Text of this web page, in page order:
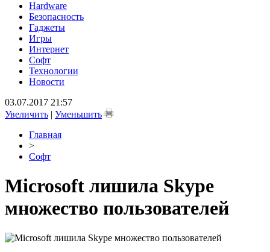
Hardware
Безопасность
Гаджеты
Игры
Интернет
Софт
Технологии
Новости
03.07.2017 21:57
Увеличить | Уменьшить
Главная
>
Софт
Microsoft лишила Skype
множество пользователей